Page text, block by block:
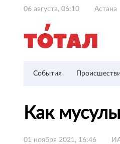
06 августа, 06:10 Астана
События
Как
01 ноября 2021, 16:46